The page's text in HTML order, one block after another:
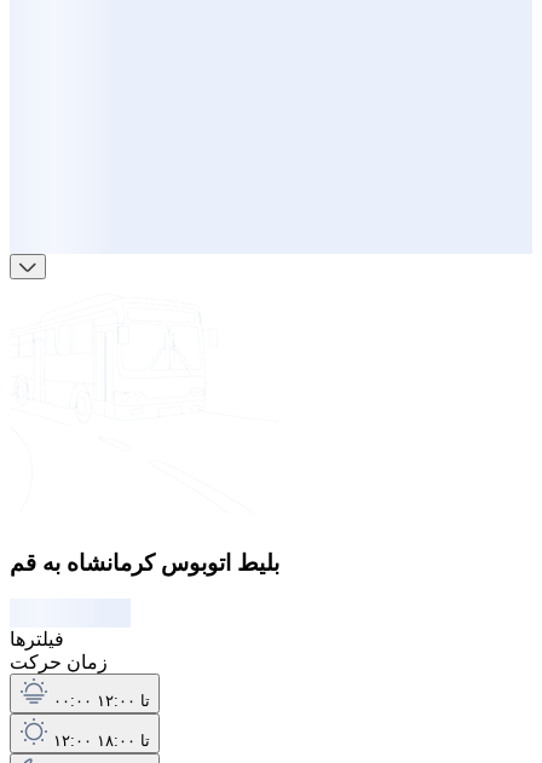
بلیط اتوبوس کرمانشاه به قم
فیلترها
زمان حرکت
۰۰:۰۰ تا ۱۲:۰۰
۱۲:۰۰ تا ۱۸:۰۰